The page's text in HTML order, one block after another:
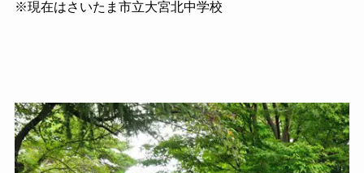
※現在はさいたま市立大宮北中学校